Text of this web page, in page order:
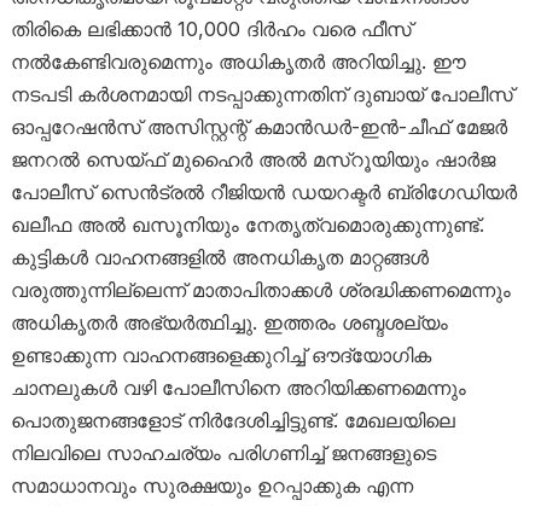
തിരികെ ലഭിക്കാൻ 10,000 ദിർഹം വരെ ഫീസ്
നൽകേണ്ടിവരുമെന്നും അധികൃതർ അറിയിച്ചു. ഈ
നടപടി കർശനമായി നടപ്പാക്കുന്നതിന് ദുബായ് പോലീസ്
ഓപ്പറേഷൻസ് അസിസ്റ്റന്റ് കമാൻഡർ-ഇൻ-ചീഫ് മേജർ
ജനറൽ സെയ്ഫ് മുഹൈർ അൽ മസ്‌റൂയിയും ഷാർജ
പോലീസ് സെൻട്രൽ റീജിയൻ ഡയറക്ടർ ബ്രിഗേഡിയർ
ഖലീഫ അൽ ഖസൂനിയും നേതൃത്വമൊരുക്കുന്നുണ്ട്.
കുട്ടികൾ വാഹനങ്ങളിൽ അനധികൃത മാറ്റങ്ങൾ
വരുത്തുന്നില്ലെന്ന് മാതാപിതാക്കൾ ശ്രദ്ധിക്കണമെന്നും
അധികൃതർ അഭ്യർത്ഥിച്ചു. ഇത്തരം ശബ്ദശല്യം
ഉണ്ടാക്കുന്ന വാഹനങ്ങളെക്കുറിച്ച് ഔദ്യോഗിക
ചാനലുകൾ വഴി പോലീസിനെ അറിയിക്കണമെന്നും
പൊതുജനങ്ങളോട് നിർദേശിച്ചിട്ടുണ്ട്. മേഖലയിലെ
നിലവിലെ സാഹചര്യം പരിഗണിച്ച് ജനങ്ങളുടെ
സമാധാനവും സുരക്ഷയും ഉറപ്പാക്കുക എന്ന